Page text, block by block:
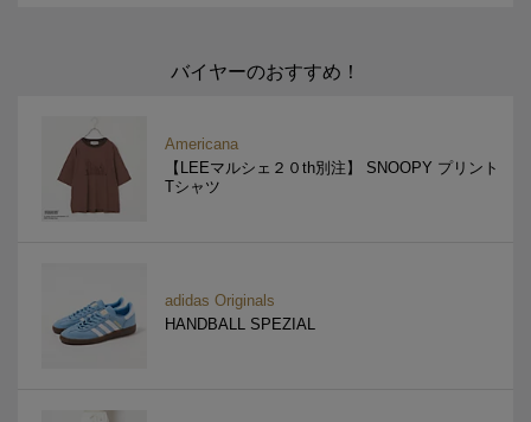
バイヤーのおすすめ！
Americana
【LEEマルシェ２０th別注】 SNOOPY プリント
Tシャツ
adidas Originals
HANDBALL SPEZIAL